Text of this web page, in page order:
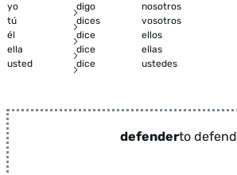
yo digo nosotros
tú
dices vosotros
él
dice ellos
ella
dice ellas
usted
dice ustedes
defenderto defend